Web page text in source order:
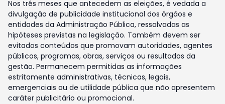
Nos três meses que antecedem as eleições, é vedada a
divulgação de publicidade institucional dos órgãos e
entidades da Administração Pública, ressalvadas as
hipóteses previstas na legislação. Também devem ser
evitados conteúdos que promovam autoridades, agentes
públicos, programas, obras, serviços ou resultados da
gestão. Permanecem permitidas as informações
estritamente administrativas, técnicas, legais,
emergenciais ou de utilidade pública que não apresentem
caráter publicitário ou promocional.